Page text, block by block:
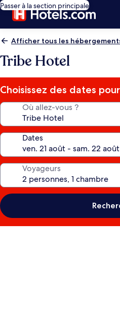
Passer à la section principale
Afficher tous les
Tribe Hotel
Choisissez des dates
Où allez-vous ?
Dates
Voyageurs